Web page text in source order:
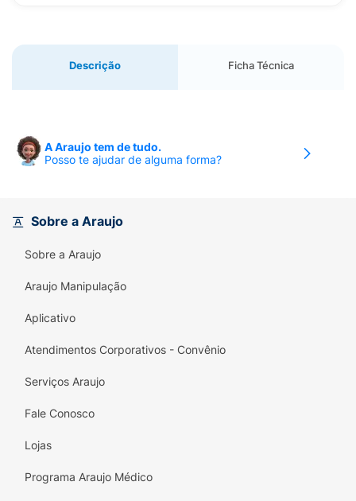
Descrição Ficha Técnica
A Araujo tem de tudo.
Posso te ajudar de alguma forma?
Sobre a Araujo
Sobre a Araujo
Araujo Manipulação
Aplicativo
Atendimentos Corporativos - Convênio
Serviços Araujo
Fale Conosco
Lojas
Programa Araujo Médico